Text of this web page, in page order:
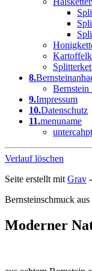
8.
Bernstein
9.Impressum
10.Datenschutz
11.menuname
Verlauf löschen
Seite erstellt mit Grav
Bernsteinschmuck
Moderner